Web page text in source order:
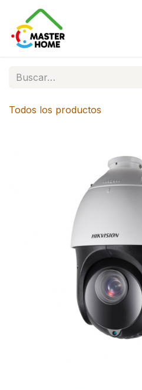
Ir al contenido
Todos los productos